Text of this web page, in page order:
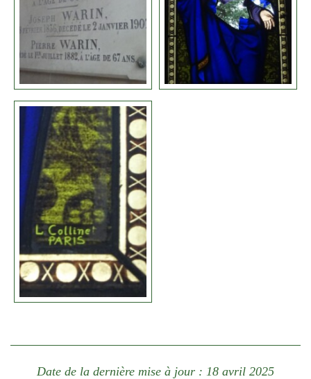
Date de la dernière mise à jour : 18 avril 2025